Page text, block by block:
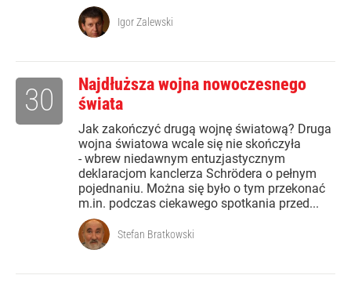
Igor Zalewski
Najdłuższa wojna nowoczesnego
świata
Jak zakończyć drugą wojnę światową? Druga
wojna światowa wcale się nie skończyła
- wbrew niedawnym entuzjastycznym
deklaracjom kanclerza Schrödera o pełnym
pojednaniu. Można się było o tym przekonać
m.in. podczas ciekawego spotkania przed...
30
Stefan Bratkowski